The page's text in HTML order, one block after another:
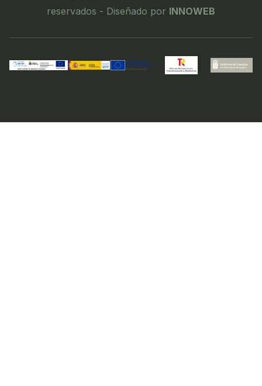
reservados - Diseñado por INNOWEB